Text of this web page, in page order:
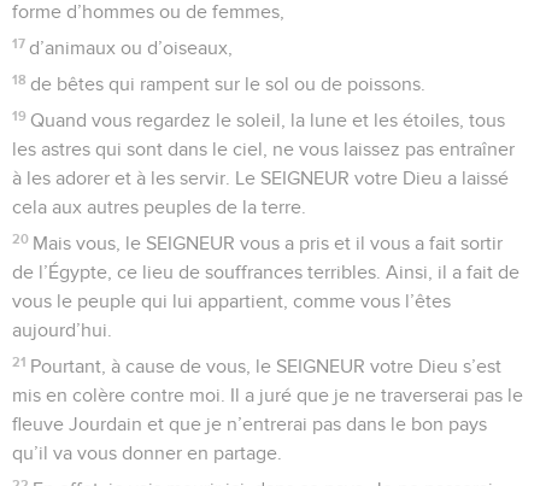
forme d’hommes ou de femmes,
17 d’animaux ou d’oiseaux,
18 de bêtes qui rampent sur le sol ou de poissons.
19 Quand vous regardez le soleil, la lune et les étoiles, tous
les astres qui sont dans le ciel, ne vous laissez pas entraîner
à les adorer et à les servir. Le SEIGNEUR votre Dieu a laissé
cela aux autres peuples de la terre.
20 Mais vous, le SEIGNEUR vous a pris et il vous a fait sortir
de l’Égypte, ce lieu de souffrances terribles. Ainsi, il a fait de
vous le peuple qui lui appartient, comme vous l’êtes
aujourd’hui.
21 Pourtant, à cause de vous, le SEIGNEUR votre Dieu s’est
mis en colère contre moi. Il a juré que je ne traverserai pas le
fleuve Jourdain et que je n’entrerai pas dans le bon pays
qu’il va vous donner en partage.